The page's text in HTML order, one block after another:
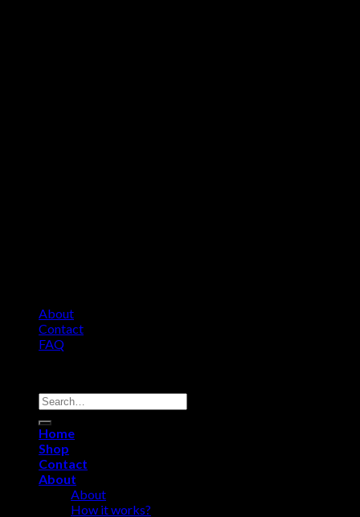
About
Contact
FAQ
Search
for:
Home
Shop
Contact
About
About
How it works?